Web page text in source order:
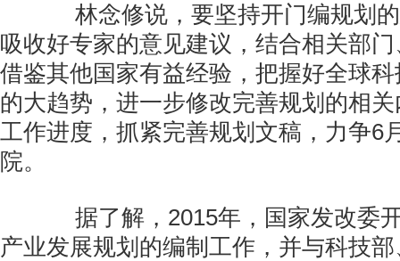
林念修说，要坚持开门编规划的
吸收好专家的意见建议，结合相关部
借鉴其他国家有益经验，把握好全球
的大趋势，进一步修改完善规划的相
工作进度，抓紧完善规划文稿，力争6
院。
据了解，2015年，国家发改委
产业发展规划的编制工作，并与科技